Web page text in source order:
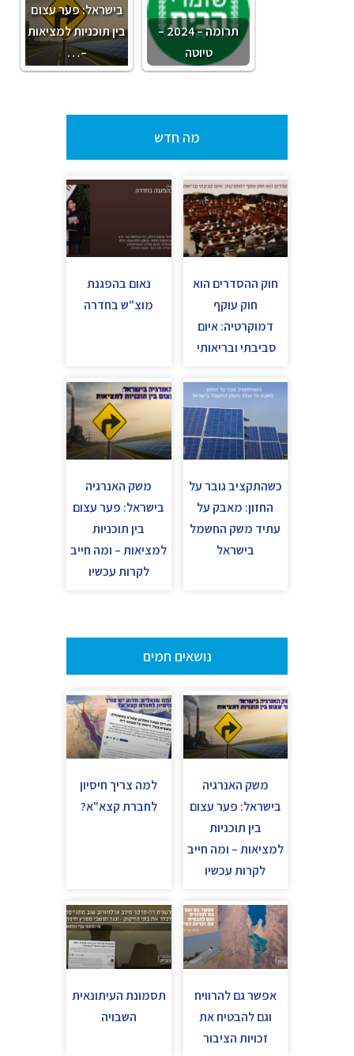
בישראל: פער עצום
בין תוכניות למציאות
–…
תרומה – 2024 –
טיוטה
מה חדש
חוק ההסדרים הוא
חוק עוקף
דמוקרטיה: איום
סביבתי ובריאותי
נאום בהפגנת
מוצ"ש בחדרה
כשהתקציב גובר על
החזון: מאבק על
עתיד משק החשמל
בישראל
משק האנרגיה
בישראל: פער עצום
בין תוכניות
למציאות – ומה חייב
לקרות עכשיו
נושאים חמים
משק האנרגיה
בישראל: פער עצום
בין תוכניות
למציאות – ומה חייב
לקרות עכשיו
למה צריך חיסיון
לחברת קצא"א?
אפשר גם להרוויח
וגם להבטיח את
זכויות הציבור
תסמונת העיתונאית
השבויה